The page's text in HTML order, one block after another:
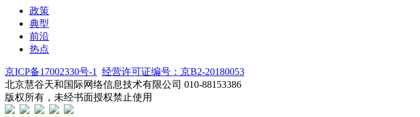
政策
典型
前沿
热点
京ICP备17002330号-1
经营许可证编号：京B2-20180053
北京慧谷天和国际网络信息技术有限公司 010-88153386
版权所有，未经书面授权禁止使用